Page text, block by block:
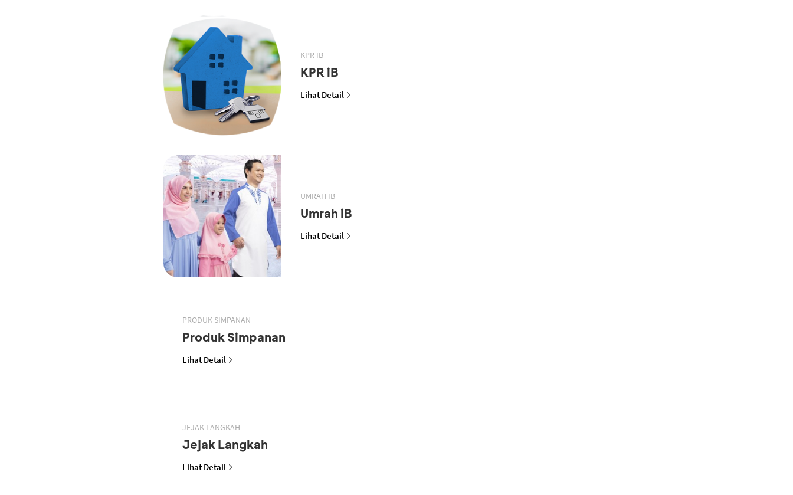
KPR IB
KPR iB
Lihat Detail
UMRAH IB
Umrah iB
Lihat Detail
PRODUK SIMPANAN
Produk Simpanan
Lihat Detail
JEJAK LANGKAH
Jejak Langkah
Lihat Detail